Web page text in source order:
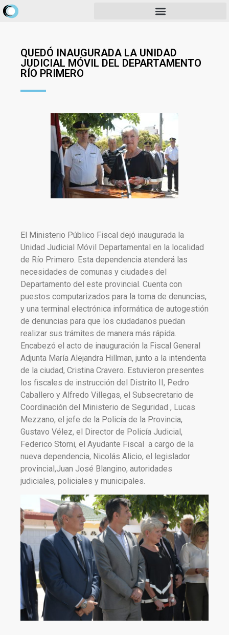
QUEDÓ INAUGURADA LA UNIDAD
JUDICIAL MÓVIL DEL DEPARTAMENTO
RÍO PRIMERO
El Ministerio Público Fiscal dejó inaugurada la
Unidad Judicial Móvil Departamental en la localidad
de Río Primero. Esta dependencia atenderá las
necesidades de comunas y ciudades del
Departamento del este provincial. Cuenta con
puestos computarizados para la toma de denuncias,
y una terminal electrónica informática de autogestión
de denuncias para que los ciudadanos puedan
realizar sus trámites de manera más rápida.
Encabezó el acto de inauguración la Fiscal General
Adjunta María Alejandra Hillman, junto a la intendenta
de la ciudad, Cristina Cravero. Estuvieron presentes
los fiscales de instrucción del Distrito II, Pedro
Caballero y Alfredo Villegas, el Subsecretario de
Coordinación del Ministerio de Seguridad , Lucas
Mezzano, el jefe de la Policía de la Provincia,
Gustavo Vélez, el Director de Policía Judicial,
Federico Storni, el Ayudante Fiscal a cargo de la
nueva dependencia, Nicolás Alicio, el legislador
provincial,Juan José Blangino, autoridades
judiciales, policiales y municipales.